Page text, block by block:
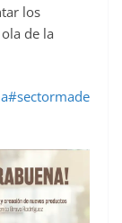
los
de la
#sectormade